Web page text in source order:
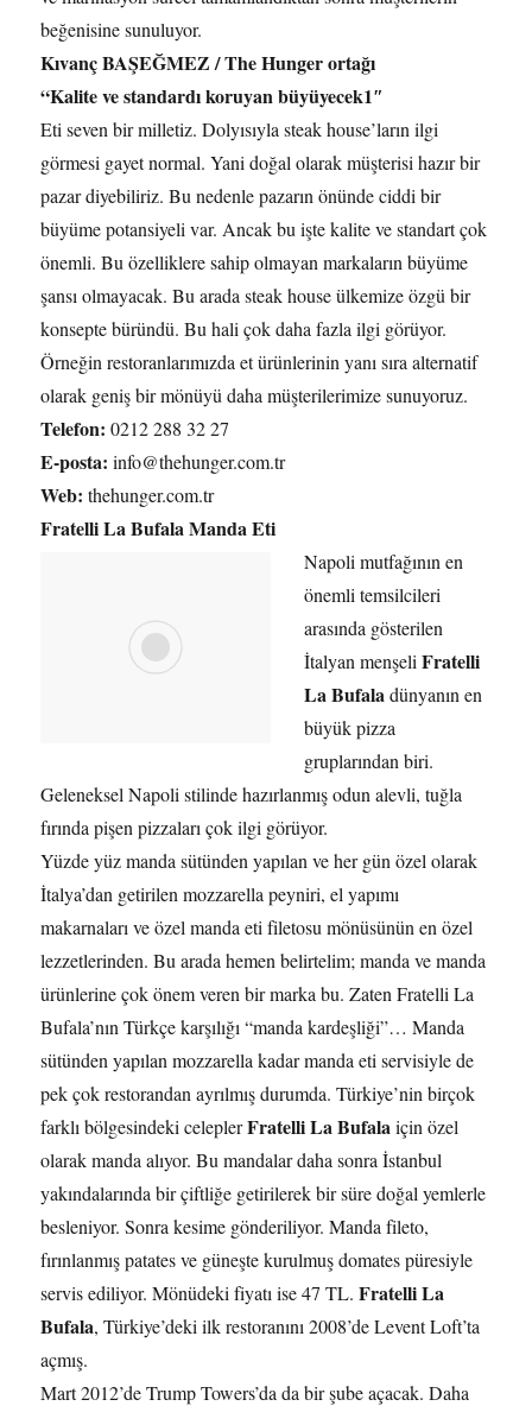
beğenisine sunuluyor.
Kıvanç BAŞEĞMEZ / The Hunger ortağı
“Kalite ve standardı koruyan büyüyecek1″
Eti seven bir milletiz. Dolyısıyla steak house’ların ilgi
görmesi gayet normal. Yani doğal olarak müşterisi hazır bir
pazar diyebiliriz. Bu nedenle pazarın önünde ciddi bir
büyüme potansiyeli var. Ancak bu işte kalite ve standart çok
önemli. Bu özelliklere sahip olmayan markaların büyüme
şansı olmayacak. Bu arada steak house ülkemize özgü bir
konsepte büründü. Bu hali çok daha fazla ilgi görüyor.
Örneğin restoranlarımızda et ürünlerinin yanı sıra alternatif
olarak geniş bir mönüyü daha müşterilerimize sunuyoruz.
Telefon: 0212 288 32 27
E-posta: info@thehunger.com.tr
Web: thehunger.com.tr
Fratelli La Bufala Manda Eti
Napoli mutfağının en
önemli temsilcileri
arasında gösterilen
İtalyan menşeliFratelli
La Bufaladünyanın en
büyük pizza
gruplarından biri.
Geleneksel Napoli stilinde hazırlanmış odun alevli, tuğla
fırında pişen pizzaları çok ilgi görüyor.
Yüzde yüz manda sütünden yapılan ve her gün özel olarak
İtalya’dan getirilen mozzarella peyniri, el yapımı
makarnaları ve özel manda eti filetosu mönüsünün en özel
lezzetlerinden. Bu arada hemen belirtelim; manda ve manda
ürünlerine çok önem veren bir marka bu. Zaten Fratelli La
Bufala’nın Türkçe karşılığı “manda kardeşliği”… Manda
sütünden yapılan mozzarella kadar manda eti servisiyle de
pek çok restorandan ayrılmış durumda. Türkiye’nin birçok
farklı bölgesindeki celeplerFratelli La Bufalaiçin özel
olarak manda alıyor. Bu mandalar daha sonra İstanbul
yakındalarında bir çiftliğe getirilerek bir süre doğal yemlerle
besleniyor. Sonra kesime gönderiliyor. Manda fileto,
fırınlanmış patates ve güneşte kurulmuş domates püresiyle
servis ediliyor. Mönüdeki fiyatı ise 47 TL.Fratelli La
Bufala, Türkiye’deki ilk restoranını 2008’de Levent Loft’ta
açmış.
Mart 2012’de Trump Towers’da da bir şube açacak. Daha